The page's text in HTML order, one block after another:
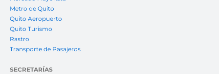
Metro de Quito
Quito Aeropuerto
Quito Turismo
Rastro
Transporte de Pasajeros
SECRETARÍAS